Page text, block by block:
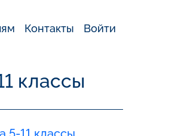
Контакты Войти
классы